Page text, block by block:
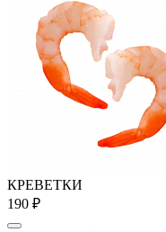
КРЕВЕТКИ
190 ₽